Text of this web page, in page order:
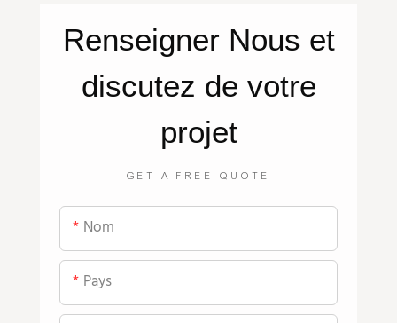
Renseigner Nous et
discutez de votre
projet
GET A FREE QUOTE
Nom
Pays